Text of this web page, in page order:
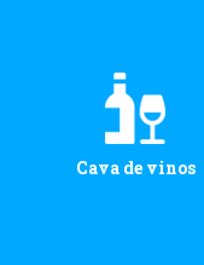
Cava de vinos